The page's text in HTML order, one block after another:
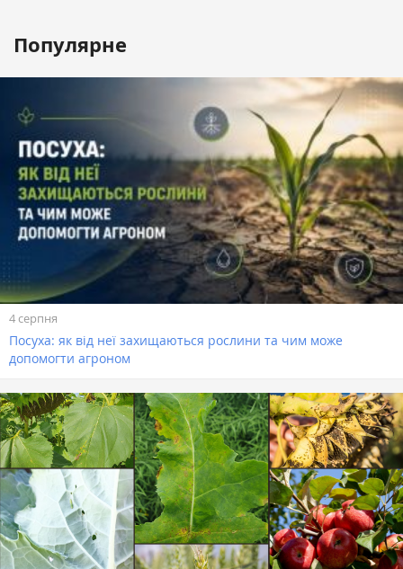
Популярне
4 серпня
Посуха: як від неї захищаються рослини та чим може
допомогти агроном